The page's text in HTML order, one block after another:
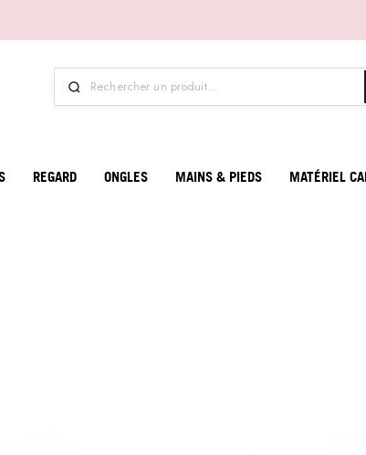
REGARD ONGLES MAINS & PIEDS MATÉRIEL